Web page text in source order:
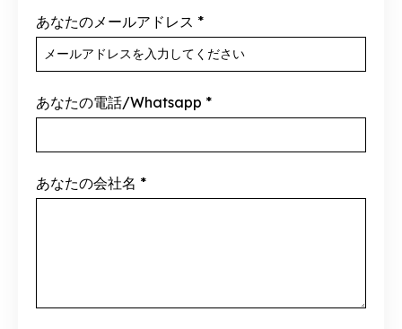
あなたのメールアドレス *
あなたの電話/Whatsapp *
あなたの会社名 *